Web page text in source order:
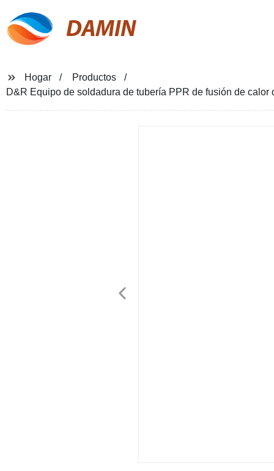
DAMIN
Hogar
Productos
D&R Equipo de soldadura de tubería PPR de fusión de